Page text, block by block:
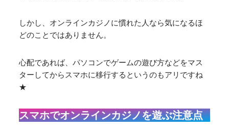
しかし、オンラインカジノに慣れた人なら気になるほ
どのことではありません。
心配であれば、パソコンでゲームの遊び方などをマス
ターしてからスマホに移行するというのもアリですね
★
スマホでオンラインカジノを遊ぶ注意点